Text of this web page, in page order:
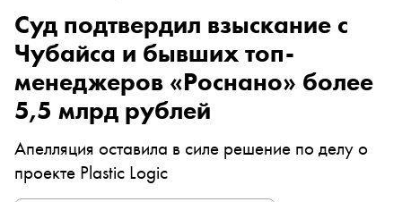
Суд подтвердил взыскание с
Чубайса и бывших топ-
менеджеров «Роснано» более
5,5 млрд рублей
Апелляция оставила в силе решение по делу о
проекте Plastic Logic